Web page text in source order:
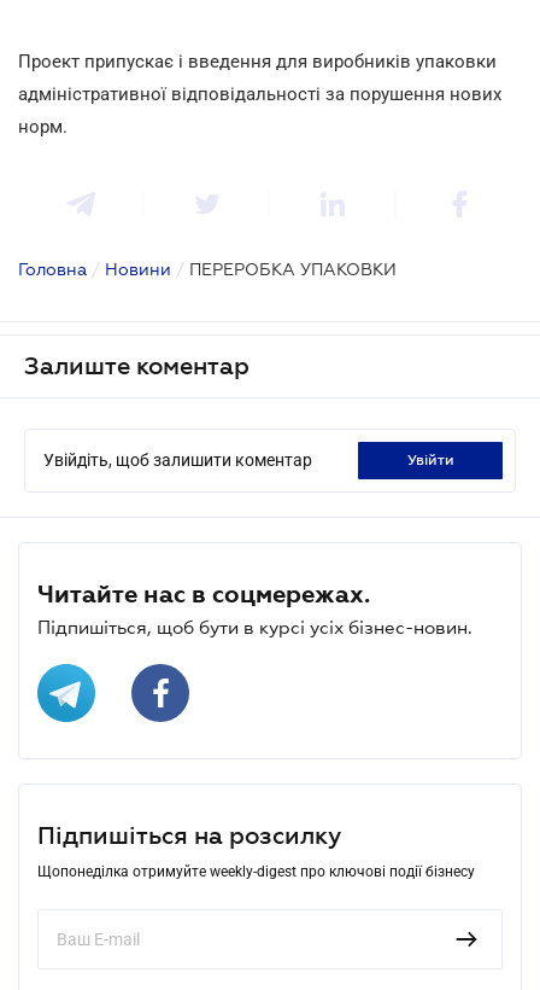
Проект припускає і введення для виробників упаковки
адміністративної відповідальності за порушення нових
норм.
Головна / Новини / ПЕРЕРОБКА УПАКОВКИ
Залиште коментар
Увійдіть, щоб залишити коментар увійти
Читайте нас в соцмережах.
Підпишіться, щоб бути в курсі усіх бізнес-новин.
Підпишіться на розсилку
Щопонеділка отримуйте weekly-digest про ключові події бізнесу